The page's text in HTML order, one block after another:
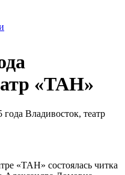
«ТАН»
года Владивосток, театр
«ТАН» состоялась читка